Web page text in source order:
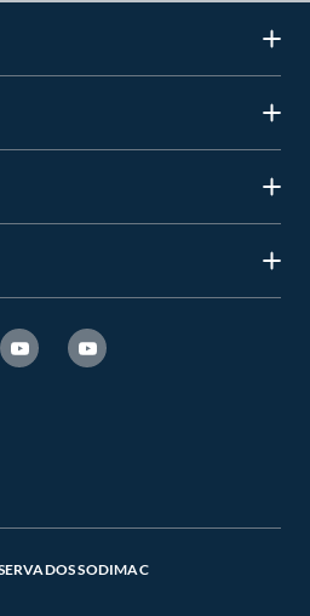
SODIMAC